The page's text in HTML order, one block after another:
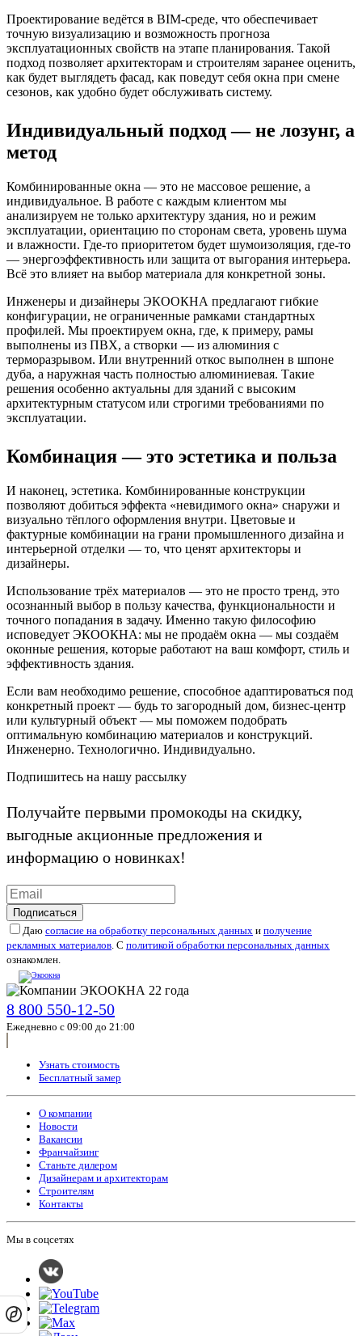
Проектирование ведётся в BIM-среде, что обеспечивает
точную визуализацию и возможность прогноза
эксплуатационных свойств на этапе планирования. Такой
подход позволяет архитекторам и строителям заранее оценить,
как будет выглядеть фасад, как поведут себя окна при смене
сезонов, как удобно будет обслуживать систему.
Индивидуальный подход — не лозунг, а
метод
Комбинированные окна — это не массовое решение, а
индивидуальное. В работе с каждым клиентом мы
анализируем не только архитектуру здания, но и режим
эксплуатации, ориентацию по сторонам света, уровень шума
и влажности. Где-то приоритетом будет шумоизоляция, где-то
— энергоэффективность или защита от выгорания интерьера.
Всё это влияет на выбор материала для конкретной зоны.
Инженеры и дизайнеры ЭКООКНА предлагают гибкие
конфигурации, не ограниченные рамками стандартных
профилей. Мы проектируем окна, где, к примеру, рамы
выполнены из ПВХ, а створки — из алюминия с
терморазрывом. Или внутренний откос выполнен в шпоне
дуба, а наружная часть полностью алюминиевая. Такие
решения особенно актуальны для зданий с высоким
архитектурным статусом или строгими требованиями по
эксплуатации.
Комбинация — это эстетика и польза
И наконец, эстетика. Комбинированные конструкции
позволяют добиться эффекта «невидимого окна» снаружи и
визуально тёплого оформления внутри. Цветовые и
фактурные комбинации на грани промышленного дизайна и
интерьерной отделки — то, что ценят архитекторы и
дизайнеры.
Использование трёх материалов — это не просто тренд, это
осознанный выбор в пользу качества, функциональности и
точного попадания в задачу. Именно такую философию
исповедует ЭКООКНА: мы не продаём окна — мы создаём
оконные решения, которые работают на ваш комфорт, стиль и
эффективность здания.
Если вам необходимо решение, способное адаптироваться под
конкретный проект — будь то загородный дом, бизнес-центр
или культурный объект — мы поможем подобрать
оптимальную комбинацию материалов и конструкций.
Инженерно. Технологично. Индивидуально.
Подпишитесь на нашу рассылку
Получайте первыми промокоды на скидку,
выгодные акционные предложения и
информацию о новинках!
Подписаться
Даю согласие на обработку персональных данных и получение
рекламных материалов . С политикой обработки персональных данных
ознакомлен.
8 800 550-12-50
Ежедневно с 09:00 до 21:00
Узнать стоимость
Бесплатный замер
О компании
Новости
Вакансии
Франчайзинг
Станьте дилером
Дизайнерам и архитекторам
Строителям
Контакты
Мы в соцсетях